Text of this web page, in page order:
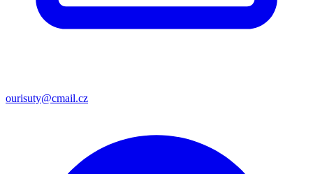
ourisuty@cmail.cz